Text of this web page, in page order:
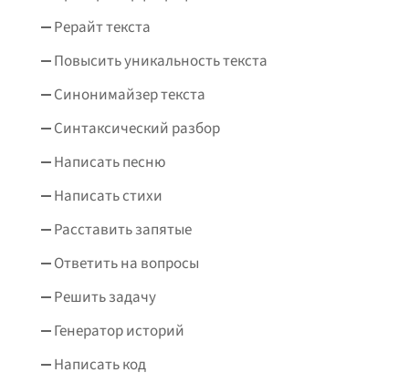
Рерайт текста
Повысить уникальность текста
Синонимайзер текста
Синтаксический разбор
Написать песню
Написать стихи
Расставить запятые
Ответить на вопросы
Решить задачу
Генератор историй
Написать код